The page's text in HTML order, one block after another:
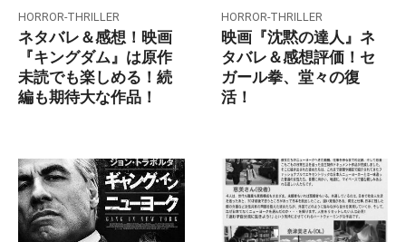
HORROR-THRILLER
ネタバレ＆感想！映画
『キングダム』は原作
未読でも楽しめる！続
編も期待大な作品！
HORROR-THRILLER
映画『沈黙の達人』ネ
タバレ＆感想評価！セ
ガール拳、堂々の復
活！